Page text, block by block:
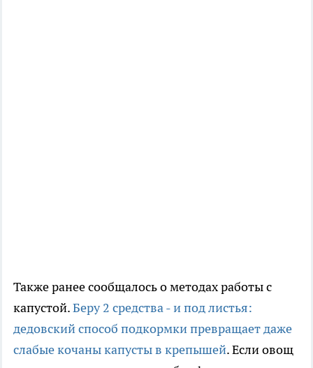
Также ранее сообщалось о методах работы с
капустой.Беру 2 средства - и под листья:
дедовский способ подкормки превращает даже
слабые кочаны капусты в крепышей. Если овощ